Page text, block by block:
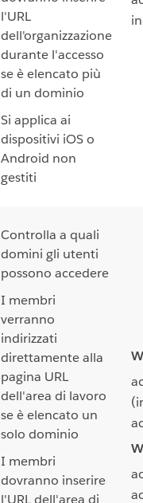
l'URL
dell'organizzazione
durante l'accesso
se è elencato più
di un dominio
Si applica ai
dispositivi iOS o
Android non
gestiti
Controlla a quali
domini gli utenti
possono accedere
I membri
verranno
indirizzati
direttamente alla
pagina URL
dell'area di lavoro
se è elencato un
solo dominio
I membri
dovranno inserire
l'URL dell'area di